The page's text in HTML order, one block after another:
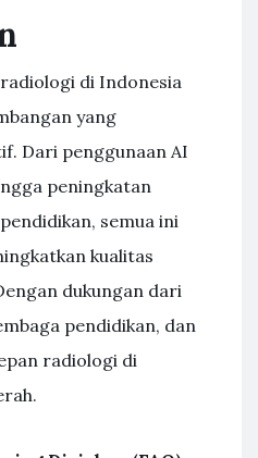
di Indonesia
yang
Dari penggunaan AI
peningkatan
semua ini
kualitas
dukungan dari
pendidikan, dan
radiologi di